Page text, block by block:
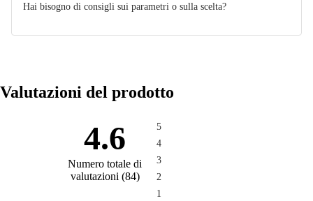
Hai bisogno di consigli sui parametri o sulla scelta?
Valutazioni del prodotto
4.6
Numero totale di
valutazioni (84)
5
4
3
2
1